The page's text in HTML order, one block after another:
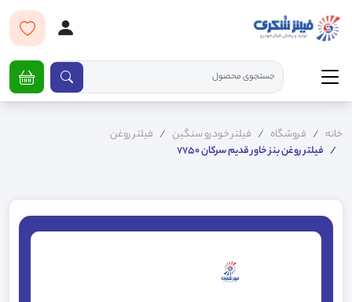
خانه فروشگاه فیلتر خودرو سنگین
فیلتر روغن
فیلتر روغن بنز خاور قدیم سرکان 7750